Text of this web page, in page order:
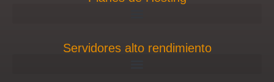
Servidores alto rendimiento